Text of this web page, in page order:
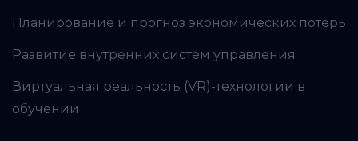
Планирование и прогноз экономических потерь
Развитие внутренних систем управления
Виртуальная реальность (VR)-технологии в
обучении